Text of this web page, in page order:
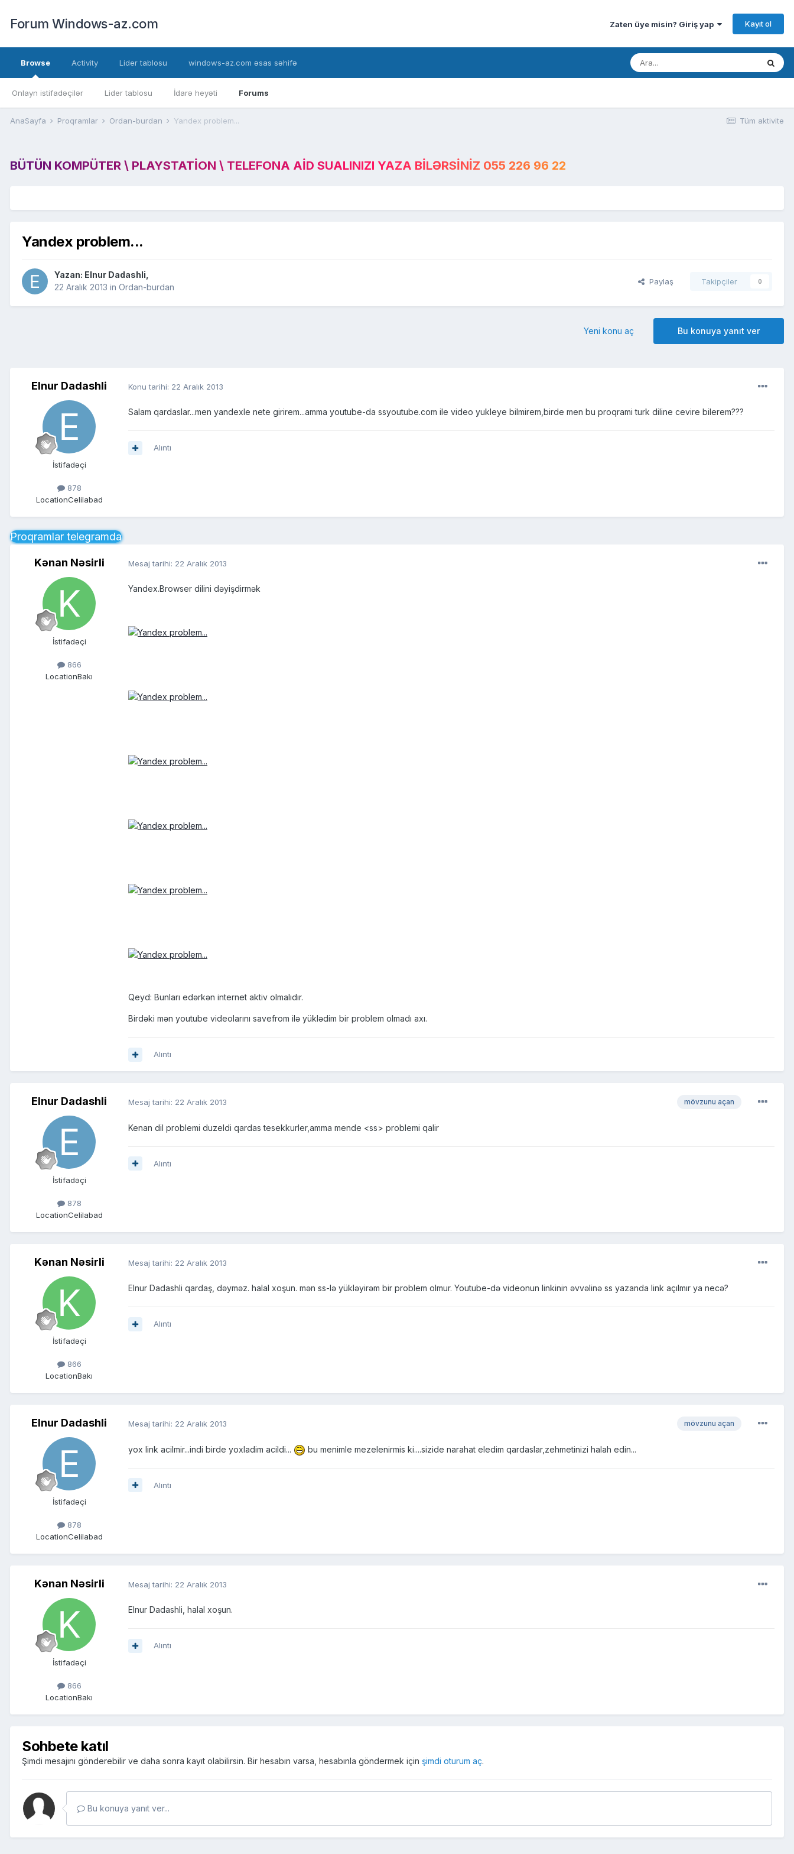
Forum Windows-az.com Zaten üye misin? Giriş yap Kayıt ol
Browse
Onlayn istifadəçilər Lider tablosu İdarə heyəti Forums
Activity Lider tablosu windows-az.com əsas səhifə
Tüm aktivite
AnaSayfa Proqramlar Ordan-burdan Yandex problem...
BÜTÜN KOMPÜTER \ PLAYSTATION \ TELEFONA AID SUALINIZI YAZA BILƏRSINIZ 055 226 96 22
Yandex problem...
Yazan: Elnur Dadashli
22 Aralık 2013 in Ordan-burdan
Paylaş Takipçiler 0
Bu konuya yanıt ver
Yeni konu aç
Elnur Dadashli
İstifadəçi
878
LocationCelilabad
Konu tarihi: 22 Aralık 2013
Salam qardaslar...men yandexle nete girirem...amma youtube-da ssyoutube.com ile video yukleye bilmirem,birde men bu proqrami turk diline cevire bilerem???
Alıntı
Proqramlar telegramda
Kənan Nəsirli
İstifadəçi
866
LocationBakı
Mesaj tarihi: 22 Aralık 2013
Yandex.Browser dilini dəyişdirmək
Qeyd: Bunları edərkən internet aktiv olmalıdır.
Birdəki mən youtube videolarını savefrom ilə yüklədim bir problem olmadı axı.
Alıntı
Elnur Dadashli
İstifadəçi
878
LocationCelilabad
mövzunu açan
Mesaj tarihi: 22 Aralık 2013
Kenan dil problemi duzeldi qardas tesekkurler,amma mende <ss> problemi qalir
Alıntı
Kənan Nəsirli
İstifadəçi
866
LocationBakı
Mesaj tarihi: 22 Aralık 2013
Elnur Dadashli qardaş, dəyməz. halal xoşun. mən ss-lə yükləyirəm bir problem olmur. Youtube-də videonun linkinin əvvəlinə ss yazanda link açılmır ya necə?
Alıntı
Elnur Dadashli
İstifadəçi
878
LocationCelilabad
mövzunu açan
Mesaj tarihi: 22 Aralık 2013
yox link acilmir...indi birde yoxladim acildi... bu menimle mezelenirmis ki....sizide narahat eledim qardaslar,zehmetinizi halah edin...
Alıntı
Kənan Nəsirli
İstifadəçi
866
LocationBakı
Mesaj tarihi: 22 Aralık 2013
Elnur Dadashli, halal xoşun.
Alıntı
Sohbete katıl
Şimdi mesajını gönderebilir ve daha sonra kayıt olabilirsin. Bir hesabın varsa, hesabınla göndermek için şimdi oturum aç.
Bu konuya yanıt ver...